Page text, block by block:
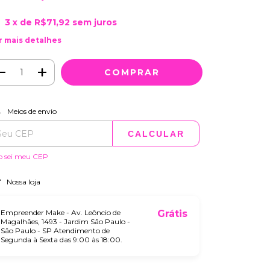
3 x de R$71,92 sem juros
mais detalhes
para o CEP:
Meios de envio
CALCULAR
sei meu CEP
Nossa loja
Empreender Make - Av. Leôncio de
Magalhães, 1493 - Jardim São Paulo -
São Paulo - SP Atendimento de
Segunda à Sexta das 9:00 às 18:00.
Grátis